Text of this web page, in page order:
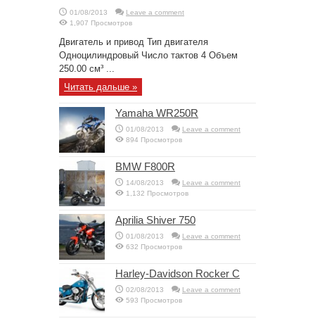
01/08/2013
Leave a comment
1,907 Просмотров
Двигатель и привод Тип двигателя
Одноцилиндровый Число тактов 4 Объем
250.00 см³ ...
Читать дальше »
Yamaha WR250R
01/08/2013
Leave a comment
894 Просмотров
BMW F800R
14/08/2013
Leave a comment
1,132 Просмотров
Aprilia Shiver 750
01/08/2013
Leave a comment
632 Просмотров
Harley-Davidson Rocker C
02/08/2013
Leave a comment
593 Просмотров